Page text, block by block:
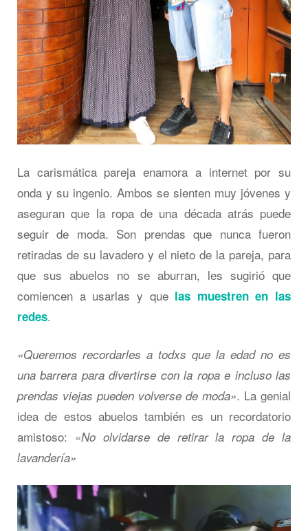
La carismática pareja enamora a internet por su
onda y su ingenio. Ambos se sienten muy jóvenes y
aseguran que la ropa de una década atrás puede
seguir de moda. Son prendas que nunca fueron
retiradas de su lavadero y el nieto de la pareja, para
que sus abuelos no se aburran, les sugirió que
comiencen a usarlas y quelas muestren en las
redes.
«Queremos recordarles a todxs que la edad no es
una barrera para divertirse con la ropa e incluso las
prendas viejas pueden volverse de moda». La genial
idea de estos abuelos también es un recordatorio
amistoso: «No olvidarse de retirar la ropa de la
lavandería»